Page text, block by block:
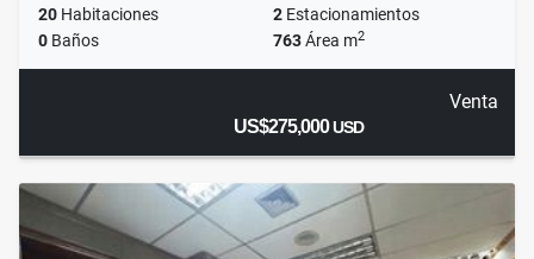
20 Habitaciones 2 Estacionamientos
0 Baños 763Área m2
Venta
US$275,000USD